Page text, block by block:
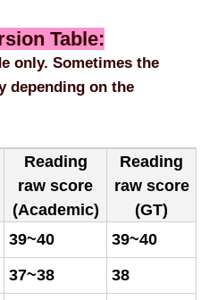
Table:
only. Sometimes the
depending on the
Reading
raw score
(Academic)
Reading
raw score
(GT)
39~40
39~40
37~38
38